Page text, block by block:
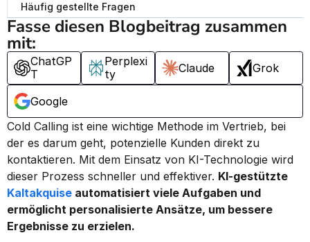
Häufig gestellte Fragen
Fasse diesen Blogbeitrag zusammen
mit:
ChatGP
T
Perplexi
ty
Claude Grok
Google
Cold Calling ist eine wichtige Methode im Vertrieb, bei
der es darum geht, potenzielle Kunden direkt zu
kontaktieren. Mit dem Einsatz von KI-Technologie wird
dieser Prozess schneller und effektiver.
Kaltakquise automatisiert viele Aufgaben und
ermöglicht personalisierte Ansätze, um bessere
Ergebnisse zu erzielen.